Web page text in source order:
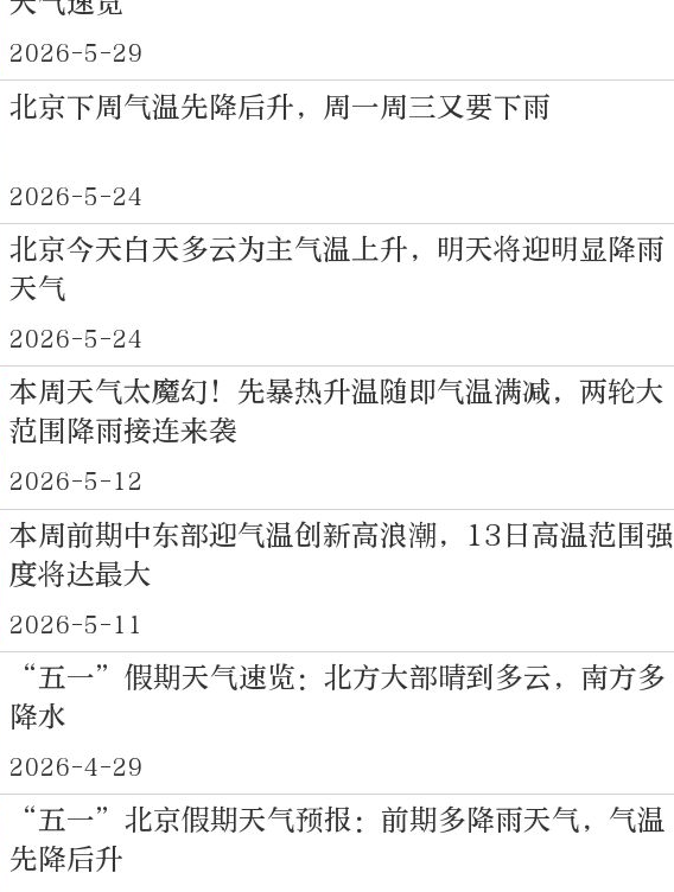
2026-5-29
北京下周气温先降后升，周一周三又要下雨
2026-5-24
北京今天白天多云为主气温上升，明天将迎明显降雨
天气
2026-5-24
本周天气太魔幻！先暴热升温随即气温满减，两轮大
范围降雨接连来袭
2026-5-12
本周前期中东部迎气温创新高浪潮，13日高温范围强
度将达最大
2026-5-11
“五一”假期天气速览：北方大部晴到多云，南方多
降水
2026-4-29
“五一”北京假期天气预报：前期多降雨天气，气温
先降后升